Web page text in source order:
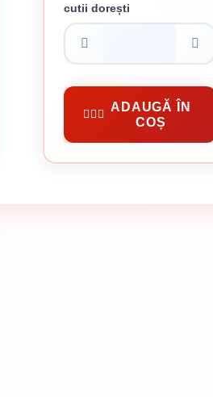
CUIE PENTRU LEMN 60
6.80 Lei / Kg
Cuie Pentru Lemn
cutii dorești
ADAUGĂ ÎN
COȘ